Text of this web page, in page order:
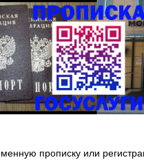
прописку или